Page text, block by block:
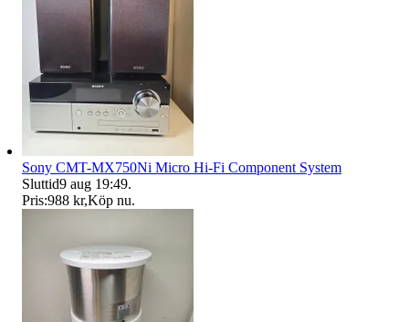
Sony CMT-MX750Ni Micro Hi-Fi Component System
Sluttid9 aug 19:49.
Pris:988 kr,Köp nu.